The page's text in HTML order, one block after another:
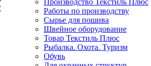
Производство Текстиль Плюс
Работы по производству
Сырье для пошива
Швейное оборудование
Товар Текстиль Плюс
Рыбалка. Охота. Туризм
Обувь